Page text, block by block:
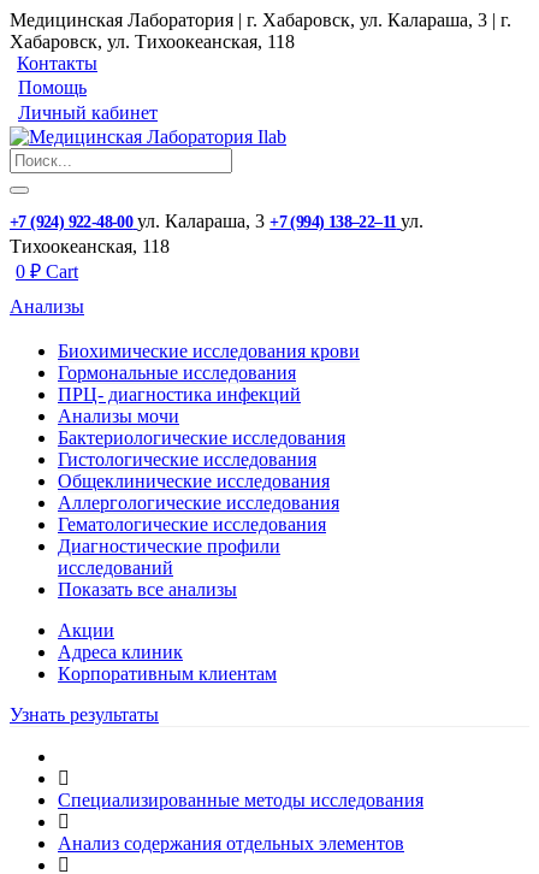
Медицинская Лаборатория | г. Хабаровск, ул. Калараша, 3 | г.
Хабаровск, ул. ​Тихоокеанская, 118
Контакты
Помощь
Личный кабинет
+7 (924) 922-48-00 ул. ​Калараша, 3 +7 (994) 138‒22‒11 ул. ​
Тихоокеанская, 118
0 ₽ Cart
Анализы
Биохимические исследования крови
Гормональные исследования
ПРЦ- диагностика инфекций
Анализы мочи
Бактериологические исследования
Гистологические исследования
Общеклинические исследования
Аллергологические исследования
Гематологические исследования
Диагностические профили
исследований
Показать все анализы
Акции
Адреса клиник
Кoрпоративным клиентам
Узнать результаты
Специализированные методы исследования
Анализ содержания отдельных элементов